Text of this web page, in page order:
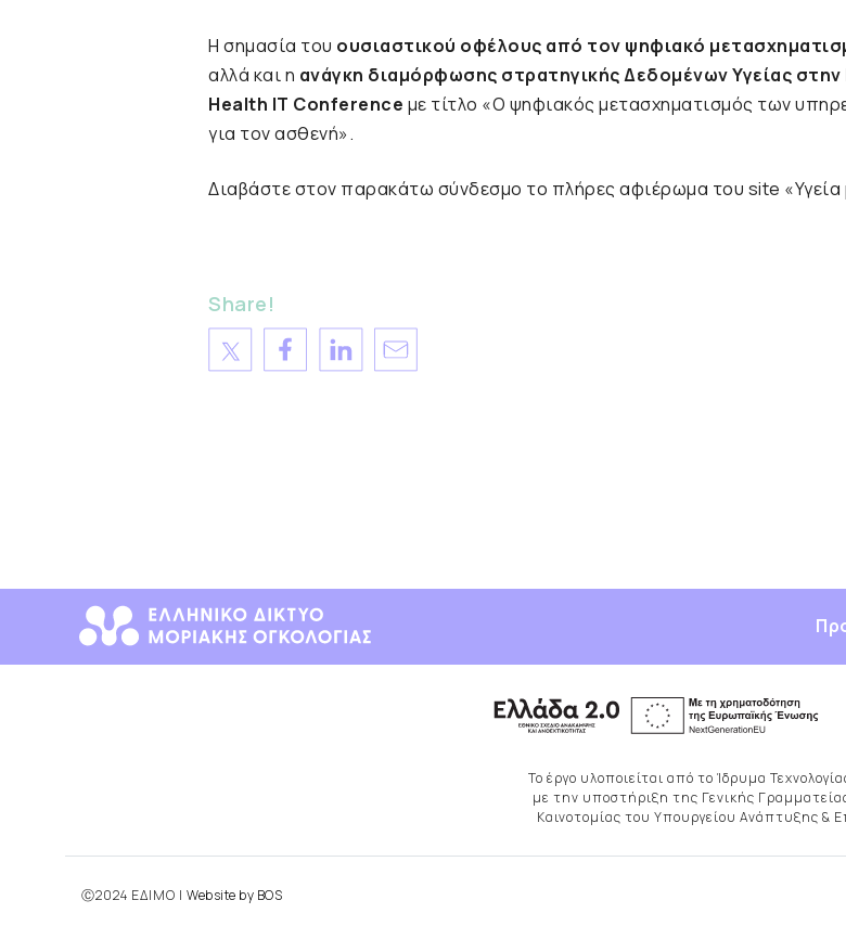
Η σημασία του ουσιαστικού οφέλους από τον ψηφιακό
αλλά και η ανάγκη διαμόρφωσης στρατηγικής Δεδομένων Υγείας στην
Health IT Conference με τίτλο «Ο ψηφιακός μετασχηματισμός των
για τον ασθενή».
Διαβάστε στον παρακάτω σύνδεσμο το πλήρες αφιέρωμα του site «Υγεία
Share!
Το έργο υλοποιείται από το Ίδρυμα
με την υποστήριξη της Γενικής
Καινοτομίας του Υπουργείου Ανάπτυξης &
Ⓒ2024 ΕΔΙΜΟ | Website by BOS